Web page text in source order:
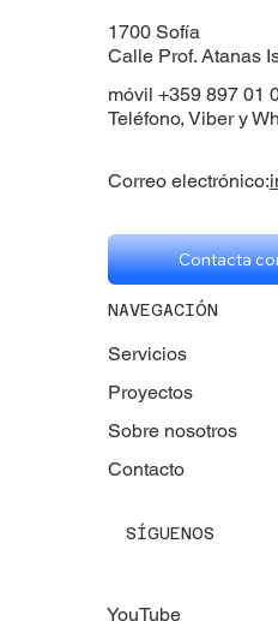
1700 Sofía
Calle Prof. Atanas
móvil +359 897 01
Teléfono, Viber y
Correo electrónico:
Contacta
NAVEGACIÓN
Servicios
Proyectos
Sobre nosotros
Contacto
SÍGUENOS
YouTube